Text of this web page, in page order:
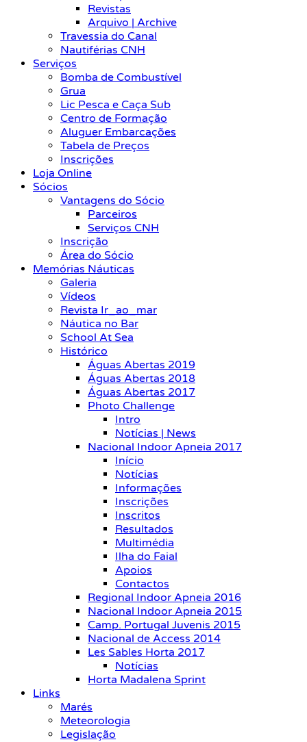
Revistas
Arquivo | Archive
Travessia do Canal
Nautiférias CNH
Serviços
Bomba de Combustível
Grua
Lic Pesca e Caça Sub
Centro de Formação
Aluguer Embarcações
Tabela de Preços
Inscrições
Loja Online
Sócios
Vantagens do Sócio
Parceiros
Serviços CNH
Inscrição
Área do Sócio
Memórias Náuticas
Galeria
Vídeos
Revista Ir_ao_mar
Náutica no Bar
School At Sea
Histórico
Águas Abertas 2019
Águas Abertas 2018
Águas Abertas 2017
Photo Challenge
Intro
Notícias | News
Nacional Indoor Apneia 2017
Início
Notícias
Informações
Inscrições
Inscritos
Resultados
Multimédia
Ilha do Faial
Apoios
Contactos
Regional Indoor Apneia 2016
Nacional Indoor Apneia 2015
Camp. Portugal Juvenis 2015
Nacional de Access 2014
Les Sables Horta 2017
Notícias
Horta Madalena Sprint
Links
Marés
Meteorologia
Legislação